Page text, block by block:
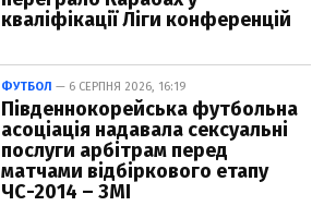
кваліфікації Ліги конференцій
ФУТБОЛ — 6 СЕРПНЯ 2026, 16:19
Південнокорейська футбольна
асоціація надавала сексуальні
послуги арбітрам перед
матчами відбіркового етапу
ЧС-2014 – ЗМІ